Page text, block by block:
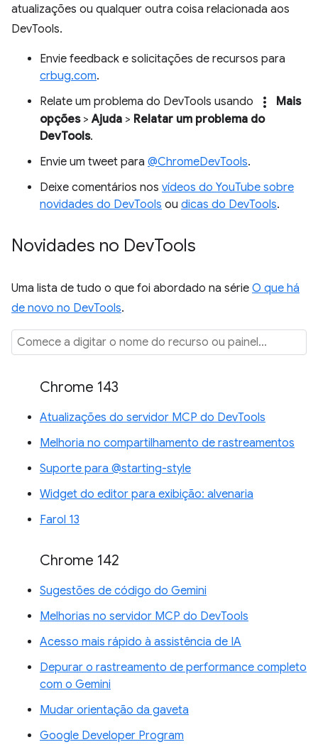
atualizações ou qualquer outra coisa relacionada aos
DevTools.
Envie feedback e solicitações de recursos para
crbug.com.
Relate um problema do DevTools usando
more_vert
Mais
opções>Ajuda > Relatar um problema do
DevTools.
Envie um tweet para @ChromeDevTools.
Deixe comentários nos vídeos do YouTube sobre
novidades do DevTools ou dicas do DevTools.
Novidades no DevTools
Uma lista de tudo o que foi abordado na série O que há
de novo no DevTools.
Chrome 143
Atualizações do servidor MCP do DevTools
Melhoria no compartilhamento de rastreamentos
Suporte para @starting-style
Widget do editor para exibição: alvenaria
Farol 13
Chrome 142
Sugestões de código do Gemini
Melhorias no servidor MCP do DevTools
Acesso mais rápido à assistência de IA
Depurar o rastreamento de performance completo
com o Gemini
Mudar orientação da gaveta
Google Developer Program